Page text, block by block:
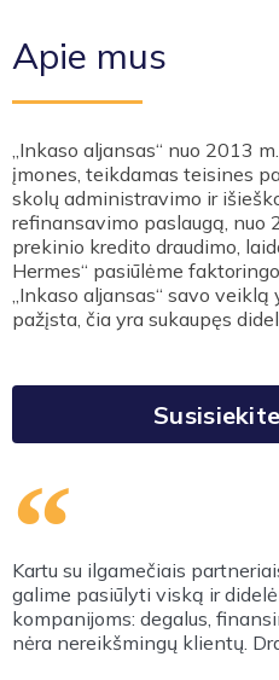
Apie mus
„Inkaso aljansas“ nuo 2013
įmones, teikdamas teisines
skolų administravimo ir
refinansavimo paslaugą, nuo
prekinio kredito draudimo,
Hermes“ pasiūlėme
„Inkaso aljansas“ savo
pažįsta, čia yra sukaupęs
Susisiekite
Kartu su ilgamečiais
galime pasiūlyti viską ir
kompanijoms: degalus,
nėra nereikšmingų klientų.